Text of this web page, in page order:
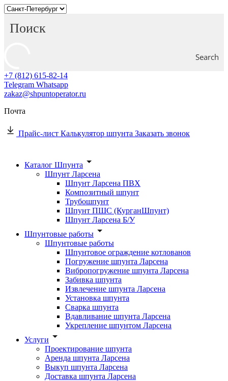
Search
+7 (812) 615-82-14
Telegram Whatsapp
zakaz@shpuntoperator.ru
Почта
Прайс-лист Калькулятор шпунта Заказать звонок
Каталог Шпунта
Шпунт Ларсена
Шпунт Ларсена ПВХ
Композитный шпунт
Трубошпунт
Шпунт ПШС (КурганШпунт)
Шпунт Ларсена Б/У
Шпунтовые работы
Шпунтовые работы
Шпунтовое ограждение котлованов
Погружение шпунта Ларсена
Вибропогружение шпунта Ларсена
Забивка шпунта
Извлечение шпунта Ларсена
Установка шпунта
Сварка шпунта
Вдавливание шпунта Ларсена
Укрепление шпунтом Ларсена
Услуги
Проектирование шпунта
Аренда шпунта Ларсена
Выкуп шпунта Ларсена
Доставка шпунта Ларсена